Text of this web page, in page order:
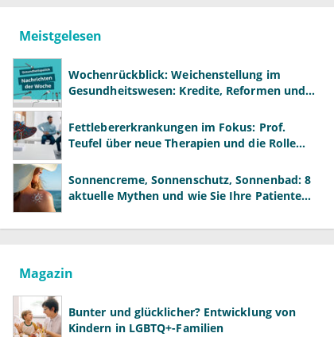
Meistgelesen
Wochenrückblick: Weichenstellung im
Gesundheitswesen: Kredite, Reformen und
Fettlebererkrankungen im Fokus: Prof.
Teufel über neue Therapien und die Rolle
Sonnencreme, Sonnenschutz, Sonnenbad: 8
aktuelle Mythen und wie Sie Ihre Patienten
Magazin
Bunter und glücklicher? Entwicklung von
Kindern in LGBTQ+-Familien